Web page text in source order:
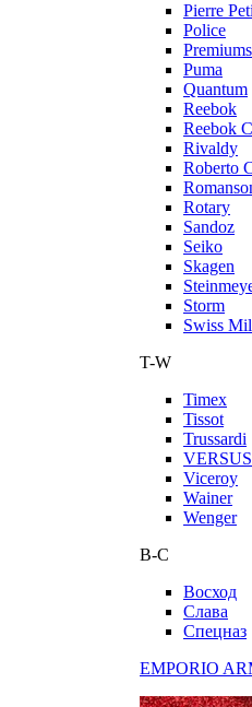
Pierre
Police
Puma
Quantum
Reebok
Reebok
Rivaldy
Roberto
Rotary
Sandoz
Seiko
Skagen
Storm
Swiss
T-W
Timex
Tissot
Trussardi
Viceroy
Wainer
Wenger
В-С
Восход
Слава
Спецназ
EMPORIO